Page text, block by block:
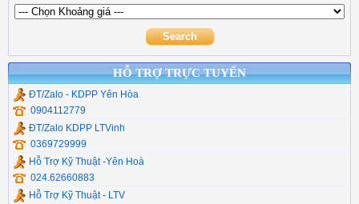
Chuyển quang hdmi
Cáp Chuyển Đổi UGR
Commscope
Thiết Bị Mạng Veggieg
HỖ TRỢ TRỰC TUYẾN
ĐT/Zalo - KDPP Yên Hòa
0904112779
ĐT/Zalo KDPP LTVinh
0369729999
Hỗ Trợ Kỹ Thuật -Yên Hoà
024.62660883
Hỗ Trợ Kỹ Thuật - LTV